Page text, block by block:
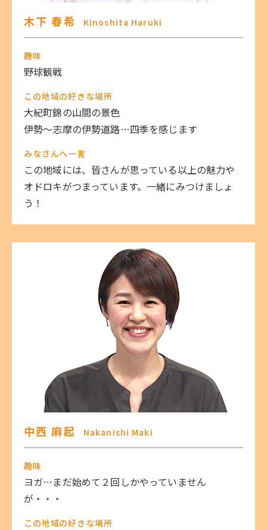
木下 春希 Kinoshita Haruki
趣味
野球観戦
この地域の好きな場所
大紀町錦の山間の景色
伊勢～志摩の伊勢道路…四季を感じます
みなさんへ一言
この地域には、皆さんが思っている以上の魅力や
オドロキがつまっています。一緒にみつけましょ
う！
中西 麻起 Nakanishi Maki
趣味
ヨガ…まだ始めて２回しかやっていません
が・・・
この地域の好きな場所